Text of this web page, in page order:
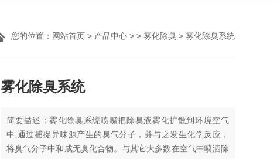
您的位置： 网站首页 > 产品中心 > > 雾化除臭 > 雾化除臭系统
雾化除臭系统
简要描述：雾化除臭系统喷嘴把除臭液雾化扩散到环境空气
中,通过捕捉异味源产生的臭气分子，并与之发生化学反应，
将臭气分子中和成无臭化合物。与其它大多数在空气中喷洒除